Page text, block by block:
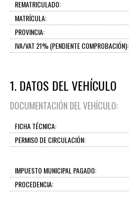
REMATRICULADO:
MATRÍCULA:
PROVINCIA:
IVA/VAT 21% (PENDIENTE COMPROBACIÓN):
1. DATOS DEL VEHÍCULO
DOCUMENTACIÓN DEL VEHÍCULO:
FICHA TÉCNICA:
PERMISO DE CIRCULACIÓN:
IMPUESTO MUNICIPAL PAGADO:
PROCEDENCIA: